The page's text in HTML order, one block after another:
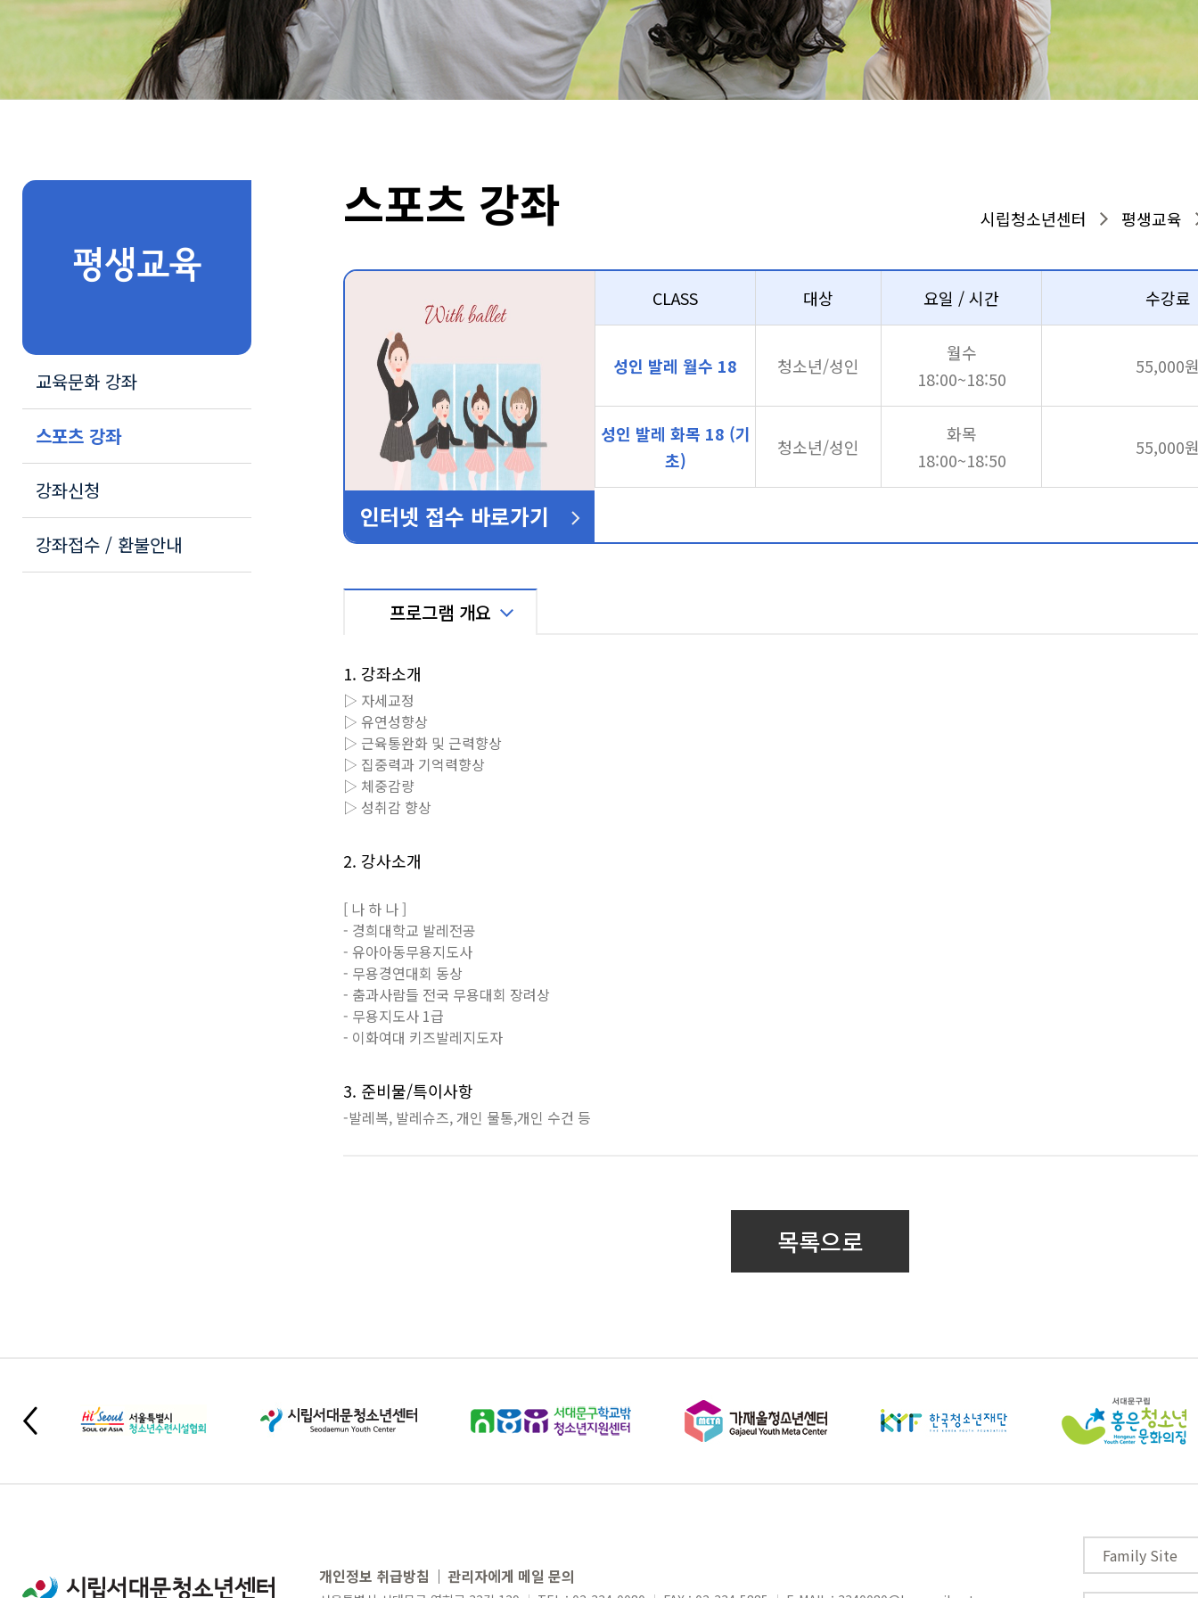
평생교육
교육문화 강좌
스포츠 강좌
강좌신청
강좌접수 / 환불안내
스포츠 강좌 시립청소년센터 평생교육
인터넷 접수 바로가기
CLASS 대상 요일 / 시간 수강료
성인 발레 월수 18 청소년/성인
월수
18:00~18:50
55,000
성인 발레 화목 18 (기
초)
청소년/성인
화목
18:00~18:50
55,000
프로그램 개요
1. 강좌소개
▷ 자세교정
▷ 유연성향상
▷ 근육통완화 및 근력향상
▷ 집중력과 기억력향상
▷ 체중감량
▷ 성취감 향상
2. 강사소개
[ 나 하 나 ]
- 경희대학교 발레전공
- 유아아동무용지도사
- 무용경연대회 동상
- 춤과사람들 전국 무용대회 장려상
- 무용지도사 1급
- 이화여대 키즈발레지도자
3. 준비물/특이사항
-발레복, 발레슈즈, 개인 물통,개인 수건 등
목록으로
개인정보 취급방침 관리자에게 메일 문의
Family Site